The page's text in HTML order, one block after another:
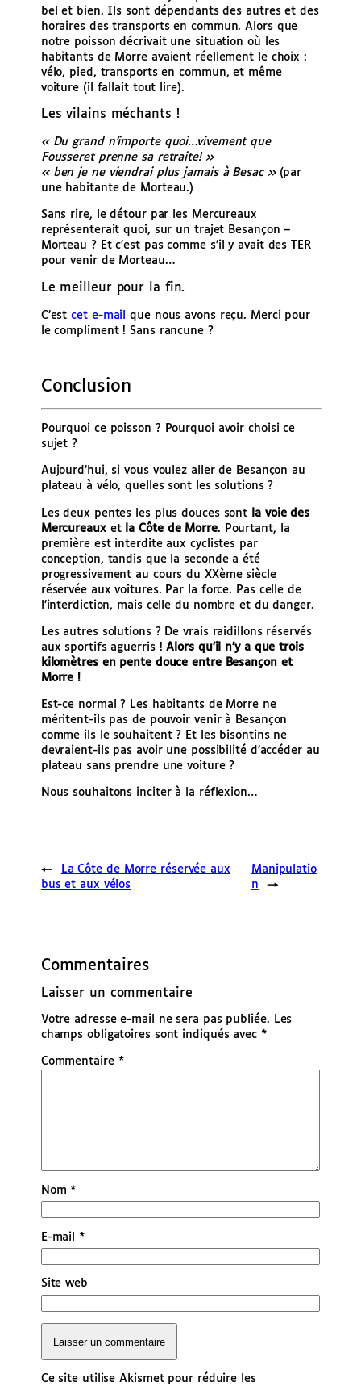
bel et bien. Ils sont dépendants des autres et des
horaires des transports en commun. Alors que
notre poisson décrivait une situation où les
habitants de Morre avaient réellement le choix :
vélo, pied, transports en commun, et même
voiture (il fallait tout lire).
Les vilains méchants !
« Du grand n’importe quoi…vivement que
Fousseret prenne sa retraite!»
« ben je ne viendrai plus jamais à Besac » (par
une habitante de Morteau.)
Sans rire, le détour par les Mercureaux
représenterait quoi, sur un trajet Besançon –
Morteau ? Et c’est pas comme s’il y avait des TER
pour venir de Morteau…
Le meilleur pour la fin.
C’estcet e-mail
que nous avons reçu. Merci pour
le compliment ! Sans rancune ?
Conclusion
Pourquoi ce poisson ? Pourquoi avoir choisi ce
sujet ?
Aujourd’hui, si vous voulez aller de Besançon au
plateau à vélo, quelles sont les solutions ?
Les deux pentes les plus douces sont
la voie des
Mercureauxet la Côte de Morre. Pourtant, la
première est interdite aux cyclistes par
conception, tandis que la seconde a été
progressivement au cours du XXème siècle
réservée aux voitures. Par la force. Pas celle de
l’interdiction, mais celle du nombre et du danger.
Les autres solutions ? De vrais raidillons réservés
aux sportifs aguerris !Alors qu’il n’y a que trois
kilomètres en pente douce entre Besançon et
Morre !
Est-ce normal ? Les habitants de Morre ne
méritent-ils pas de pouvoir venir à Besançon
comme ils le souhaitent ? Et les bisontins ne
devraient-ils pas avoir une possibilité d’accéder au
plateau sans prendre une voiture ?
Nous souhaitons inciter à la réflexion…
←
La Côte de Morre réservée aux
bus et aux vélos
Manipulatio
n
→
Commentaires
Laisser un commentaire
Votre adresse e-mail ne sera pas publiée.
Les
champs obligatoires sont indiqués avec *
Commentaire *
Nom*
E-mail*
Site web
Ce site utilise Akismet pour réduire les